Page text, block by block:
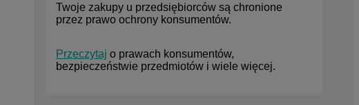
Twoje zakupy u przedsiębiorców są chronione
przez prawo ochrony konsumentów.
Przeczytaj o prawach konsumentów,
bezpieczeństwie przedmiotów i wiele więcej.